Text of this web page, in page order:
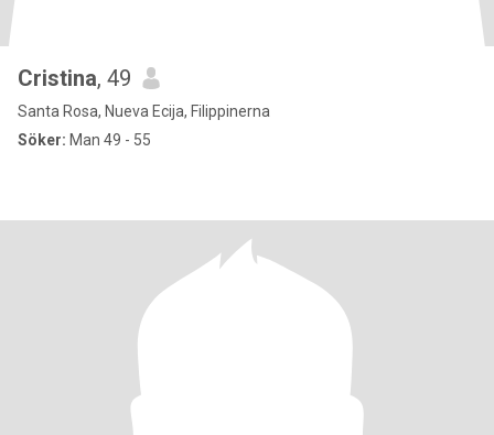
Cristina, 49
Santa Rosa, Nueva Ecija, Filippinerna
Söker: Man 49 - 55